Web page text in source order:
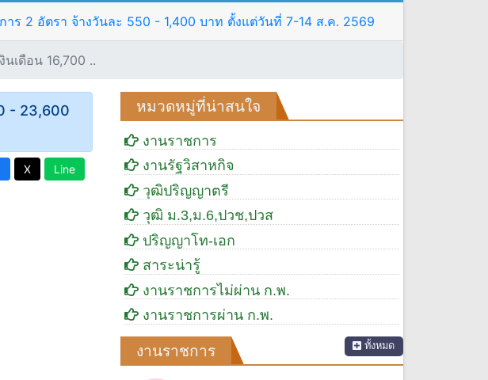
2 อัตรา จ้างวันละ 550 - 1,400 บาท ตั้งแต่วันที่ 7-14 ส.ค. 2569
เดือน 16,700 ..
- 23,600
X Line
หมวดหมู่ที่น่าสนใจ
งานราชการ
งานรัฐวิสาหกิจ
วุฒิปริญญาตรี
วุฒิ ม.3,ม.6,ปวช,ปวส
ปริญญาโท-เอก
สาระน่ารู้
งานราชการไม่ผ่าน ก.พ.
งานราชการผ่าน ก.พ.
งานราชการ ทั้งหมด